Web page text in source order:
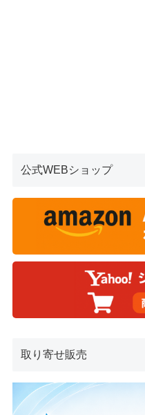
公式WEBショップ
取り寄せ販売